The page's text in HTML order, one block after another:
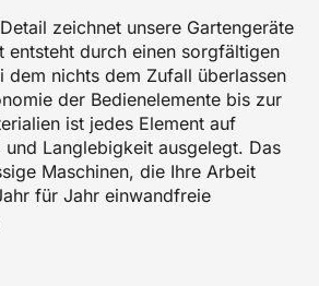
zeichnet unsere Gartengeräte
entsteht durch einen sorgfältigen
dem nichts dem Zufall überlassen
der Bedienelemente bis zur
ist jedes Element auf
Langlebigkeit ausgelegt. Das
Maschinen, die Ihre Arbeit
für Jahr einwandfreie